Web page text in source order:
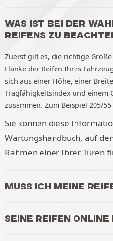
WAS IST BEI DER
REIFENS ZU
Zuerst gilt es, die richtige
Flanke der Reifen Ihres
sich aus einer Höhe, einer
Tragfähigkeitsindex und einem
zusammen. Zum Beispiel 205/55
Sie können diese
Wartungshandbuch, auf
Rahmen einer Ihrer Türen
MUSS ICH MEINE
SEINE REIFEN ONLINE